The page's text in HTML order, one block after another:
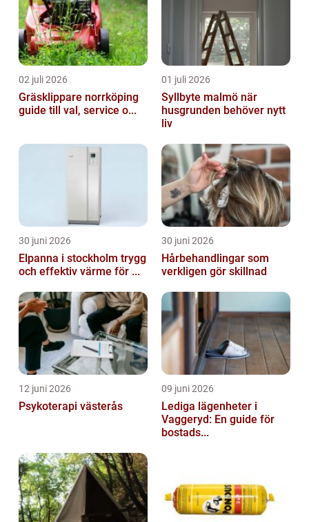
02 juli 2026
Gräsklippare norrköping
guide till val, service o...
01 juli 2026
Syllbyte malmö när
husgrunden behöver nytt
liv
30 juni 2026
Elpanna i stockholm trygg
och effektiv värme för ...
30 juni 2026
Hårbehandlingar som
verkligen gör skillnad
12 juni 2026
Psykoterapi västerås
09 juni 2026
Lediga lägenheter i
Vaggeryd: En guide för
bostads...